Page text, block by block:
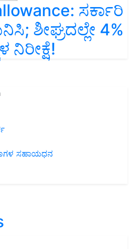
ಸರ್ಕಾರಿ
ಶೀಘ್ರದಲ್ಲೇ 4%
ನಿರೀಕ್ಷೆ!
ಸಹಾಯಧನ